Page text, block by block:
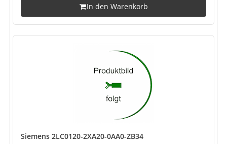
In den Warenkorb
Siemens 2LC0120-2XA20-0AA0-ZB34